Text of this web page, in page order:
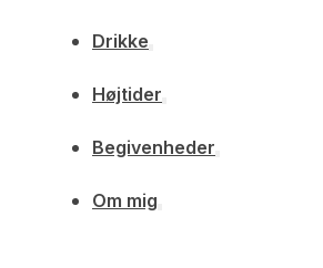
Drikke
Højtider
Begivenheder
Om mig